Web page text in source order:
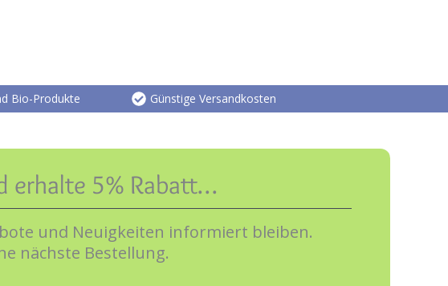
Bio-Produkte Günstige Versandkosten
erhalte 5% Rabatt…
und Neuigkeiten informiert bleiben.
nächste Bestellung.